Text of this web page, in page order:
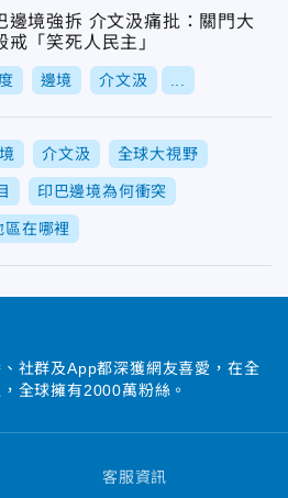
邊境強拆 介文汲痛批：關門大
戒「笑死人民主」
邊境 介文汲
介文汲 全球大視野
印巴邊境為何衝突
區在哪裡
社群及App都深獲網友喜愛，在全
全球擁有2000萬粉絲。
客服資訊